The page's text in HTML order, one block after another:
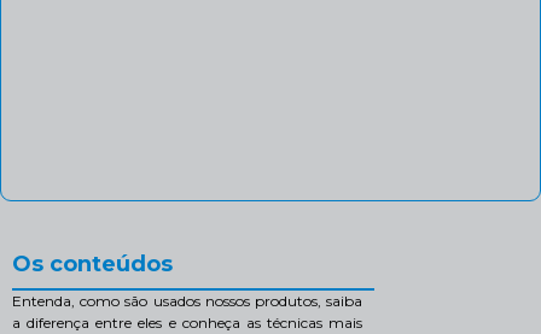
Os conteúdos
Entenda, como são usados nossos produtos, saiba
a diferença entre eles e conheça as técnicas mais